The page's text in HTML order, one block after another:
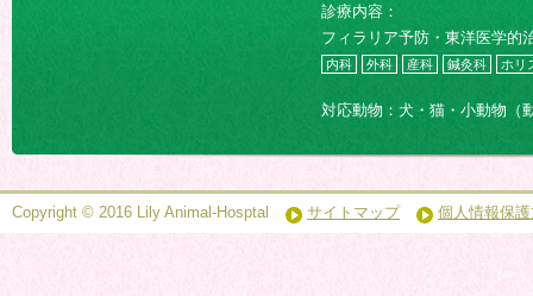
診療内容：
フィラリア予防・東洋医学的
内科 外科 産科 鍼灸科 ホリ
対応動物：犬・猫・小動物（
Copyright © 2016 Lily Animal-Hosptal サイトマップ 個人情報保